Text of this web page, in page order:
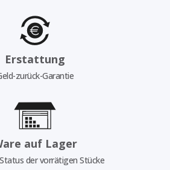
Erstattung
zurück-Garantie
auf Lager
der vorrätigen Stücke